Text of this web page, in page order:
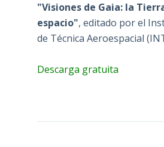
"Visiones de Gaia: la
espacio", editado por el
de Técnica Aeroespacial
Descarga gratuita